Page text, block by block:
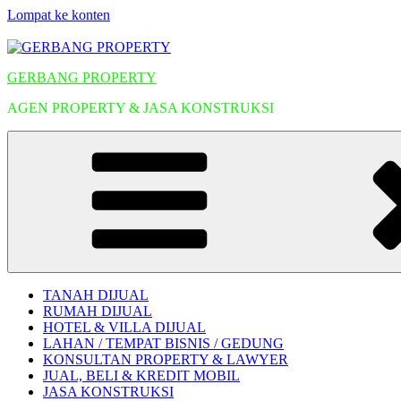
Lompat ke konten
GERBANG PROPERTY
AGEN PROPERTY & JASA KONSTRUKSI
TANAH DIJUAL
RUMAH DIJUAL
HOTEL & VILLA DIJUAL
LAHAN / TEMPAT BISNIS / GEDUNG
KONSULTAN PROPERTY & LAWYER
JUAL, BELI & KREDIT MOBIL
JASA KONSTRUKSI